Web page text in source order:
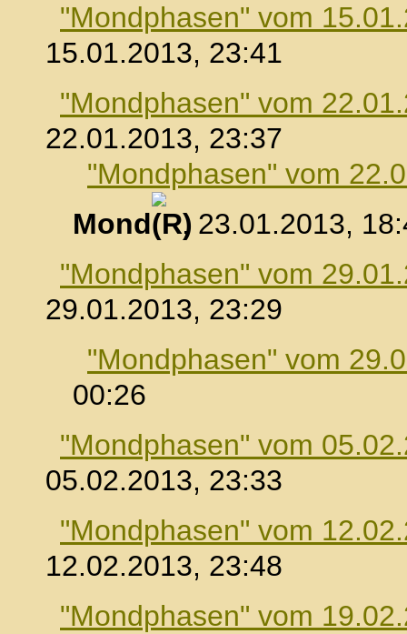
"Mondphasen" vom
15.01.2013, 23:41
"Mondphasen" vom
22.01.2013, 23:37
"Mondphasen" vom
Mond
, 23.01.2013,
"Mondphasen" vom
29.01.2013, 23:29
"Mondphasen" vom
00:26
"Mondphasen" vom
05.02.2013, 23:33
"Mondphasen" vom
12.02.2013, 23:48
"Mondphasen" vom